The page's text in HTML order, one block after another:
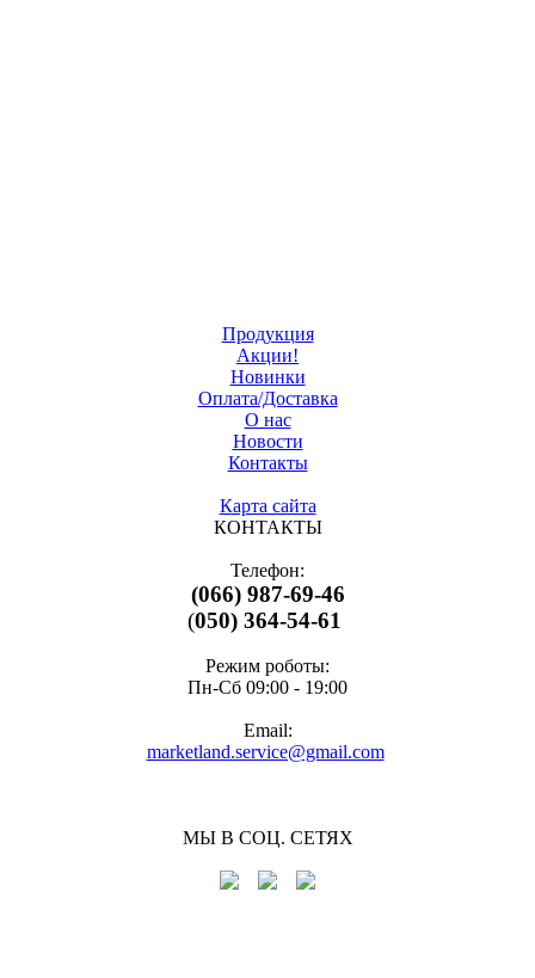
Продукция
Акции!
Новинки
Оплата/Доставка
О нас
Новости
Контакты
Карта сайта
КОНТАКТЫ
Телефон:
(066) 987-69-46
(050) 364-54-61
Режим роботы:
Пн-Cб 09:00 - 19:00
Email:
marketland.service@gmail.com
МЫ В СОЦ. СЕТЯХ